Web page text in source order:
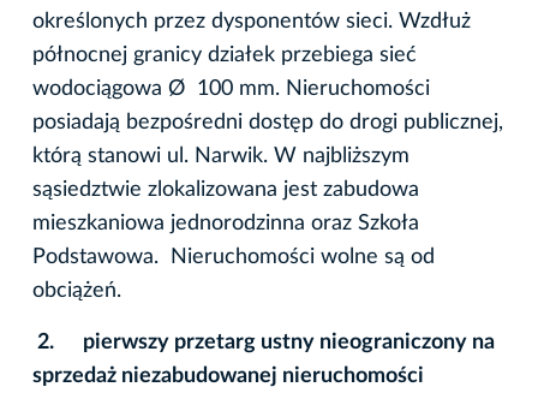
określonych przez dysponentów sieci. Wzdłuż
północnej granicy działek przebiega sieć
wodociągowa Ø 100 mm. Nieruchomości
posiadają bezpośredni dostęp do drogi publicznej,
którą stanowi ul. Narwik. W najbliższym
sąsiedztwie zlokalizowana jest zabudowa
mieszkaniowa jednorodzinna oraz Szkoła
Podstawowa. Nieruchomości wolne są od
obciążeń.
2. pierwszy przetarg ustny nieograniczony na
sprzedaż niezabudowanej nieruchomości